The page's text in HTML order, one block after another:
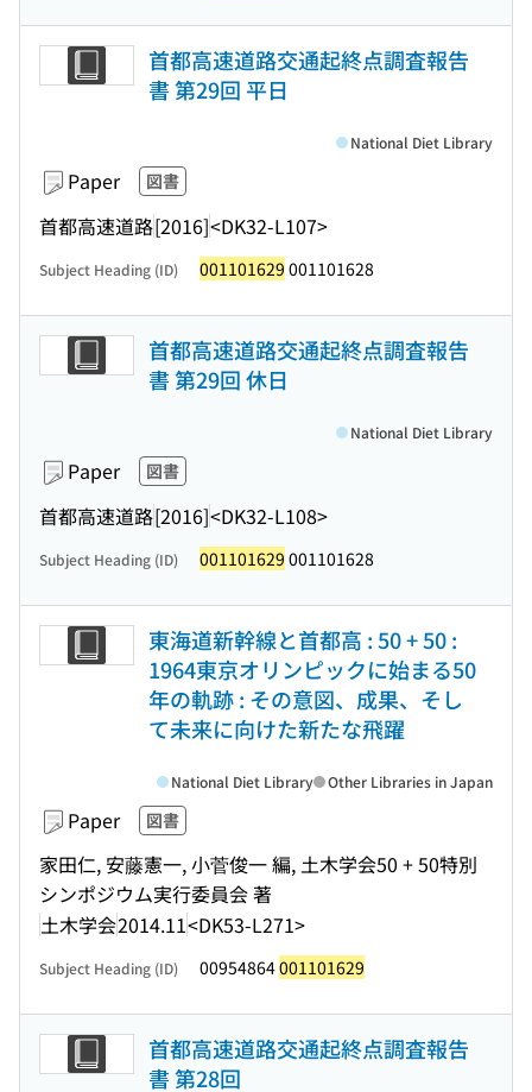
首都高速道路交通起終点調査報告
書 第29回 平日
Paper 図書
首都高速道路[2016]<DK32-L107>
National Diet Library
Subject Heading (ID) 001101629 001101628
首都高速道路交通起終点調査報告
書 第29回 休日
Paper 図書
首都高速道路[2016]<DK32-L108>
National Diet Library
Subject Heading (ID) 001101629 001101628
東海道新幹線と首都高 : 50 + 50 :
1964東京オリンピックに始まる50
年の軌跡 : その意図、成果、そし
て未来に向けた新たな飛躍
Paper 図書
家田仁, 安藤憲一, 小菅俊一 編, 土木学会50 + 50特別
シンポジウム実行委員会 著
土木学会2014.11<DK53-L271>
National Diet Library Other Libraries in Japan
Subject Heading (ID) 00954864001101629
首都高速道路交通起終点調査報告
書 第28回